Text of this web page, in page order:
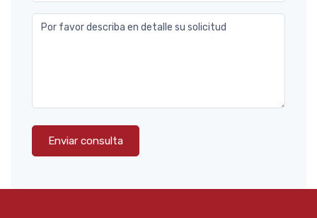
Por favor describa en detalle su solicitud
Enviar consulta